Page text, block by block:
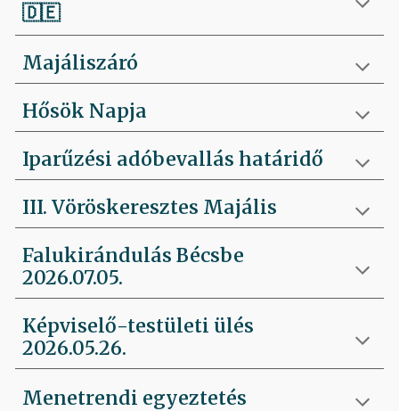
🇩🇪
Majáliszáró
Hősök Napja
Iparűzési adóbevallás határidő
III. Vöröskeresztes Majális
Falukirándulás Bécsbe
2026.07.05.
Képviselő-testületi ülés
2026.05.26.
Menetrendi egyeztetés